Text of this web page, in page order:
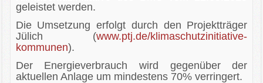
geleistet werden.
Die Umsetzung erfolgt durch den Projektträger
Jülich (www.ptj.de/klimaschutzinitiative-
kommunen).
Der Energieverbrauch wird gegenüber der
aktuellen Anlage um mindestens 70% verringert.